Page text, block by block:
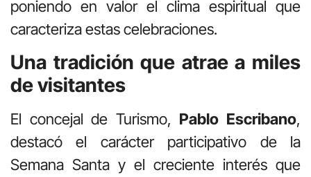
poniendo en valor el clima espiritual que
caracteriza estas celebraciones.
Una tradición que atrae a miles
de visitantes
El concejal de Turismo, Pablo Escribano,
destacó el carácter participativo de la
Semana Santa y el creciente interés que